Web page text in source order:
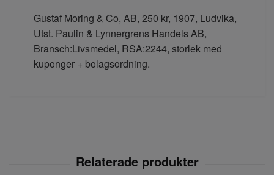
Gustaf Moring & Co, AB, 250 kr, 1907, Ludvika,
Utst. Paulin & Lynnergrens Handels AB,
Bransch:Livsmedel, RSA:2244, storlek med
kuponger + bolagsordning.